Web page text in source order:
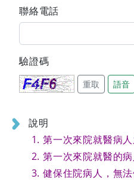
聯絡電話
驗證碼
重取 語音
說明
第一次來院就醫病
第一次來院就醫的
健保住院病人，無